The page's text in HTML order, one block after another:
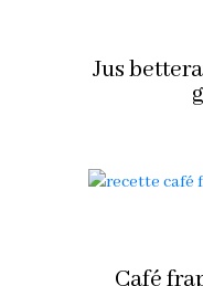
Jus